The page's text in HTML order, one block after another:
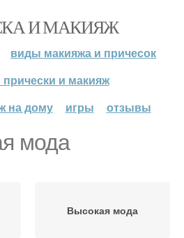
И МАКИЯЖ
виды макияжа и причесок
прически и макияж
на дому
игры отзывы
мода
Высокая мода